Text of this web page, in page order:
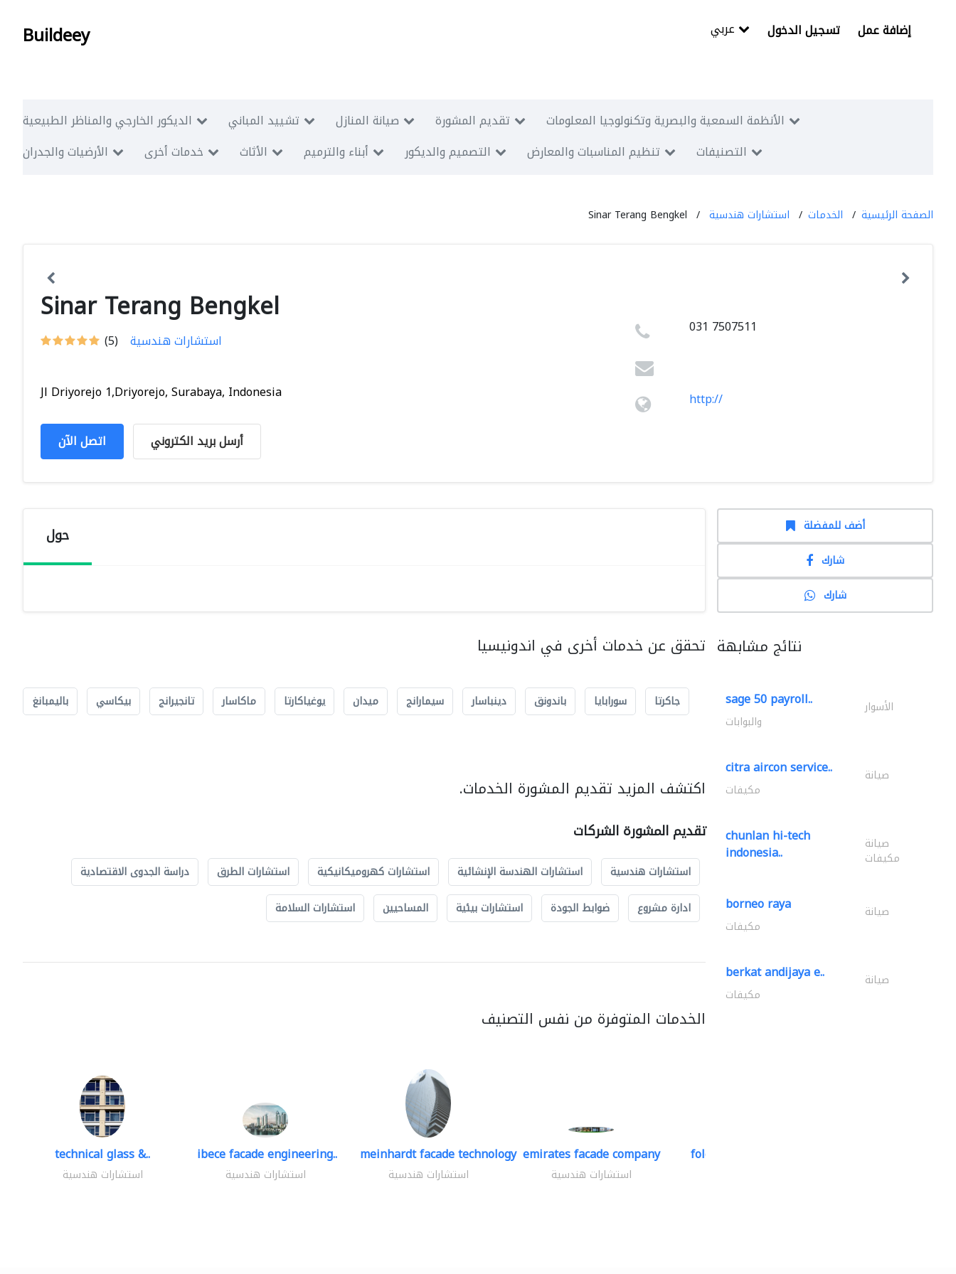
Buildeey تسجيل الدخول إضافة عمل
الديكور الخارجي والمناظر الطبيعية تشييد المباني صيانة المنازل تقديم المشورة
الأنظمة السمعية والبصرية وتكنولوجيا المعلومات
الأرضيات والجدران
خدمات أخرى الأثاث أبناء والترميم التصميم والديكور تنظيم المناسبات والمعارض التصنيفات
الصفحة الرئيسية الخدمات استشارات هندسية Sinar Terang Bengkel
Sinar Terang Bengkel
(5) استشارات هندسية
Jl Driyorejo 1,Driyorejo, Surabaya, Indonesia
اتصل الآن أرسل بريد الكتروني
031 7507511
http://
حول
تحقق عن خدمات أخرى في اندونيسيا
جاكرتا سورابايا باندونق دينباسار سيمارانج ميدان يوغياكارتا ماكاسار تانجيرانج بيكاسي باليمبانغ
اكتشف المزيد تقديم المشورة الخدمات.
تقديم المشورة الشركات
استشارات هندسية استشارات الهندسة الإنشائية استشارات كهروميكانيكية استشارات الطرق
دراسة الجدوى الاقتصادية
ادارة مشروع
ضوابط الجودة استشارات بيئية المساحيين استشارات السلامة
الخدمات المتوفرة من نفس التصنيف
technical glass &..
استشارات هندسية
ibece facade engineering..
استشارات هندسية
meinhardt facade technology
استشارات هندسية
emirates facade company
استشارات هندسية
folcra beach industrial..
أضف للمفضلة
شارك
شارك
نتائج مشابهة
sage 50 payroll.. الأسوار
والبوابات
citra aircon service.. صيانة
مكيفات
chunlan hi-tech
indonesia.. صيانة
مكيفات
borneo raya صيانة
مكيفات
berkat andijaya e.. صيانة
مكيفات